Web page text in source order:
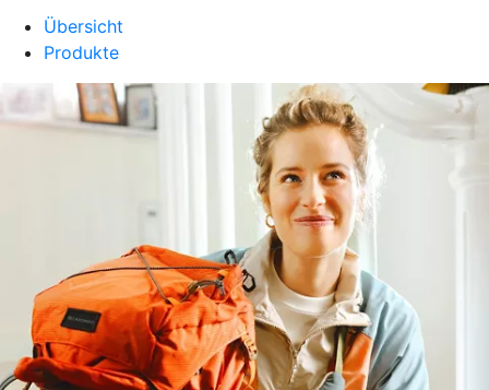
Übersicht
Produkte